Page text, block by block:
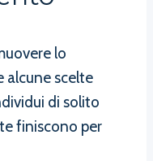
lo
alcune scelte
di solito
finiscono per